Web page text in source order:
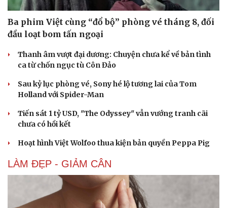
Ba phim Việt cùng “đổ bộ” phòng vé tháng 8, đối
đầu loạt bom tấn ngoại
Thanh âm vượt đại dương: Chuyện chưa kể về bản tình
ca từ chốn ngục tù Côn Đảo
Sau kỷ lục phòng vé, Sony hé lộ tương lai của Tom
Holland với Spider-Man
Tiến sát 1 tỷ USD, "The Odyssey" vẫn vướng tranh cãi
chưa có hồi kết
Hoạt hình Việt Wolfoo thua kiện bản quyền Peppa Pig
LÀM ĐẸP - GIẢM CÂN